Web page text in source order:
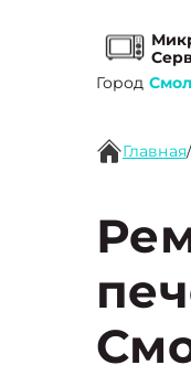
Город
Главная/